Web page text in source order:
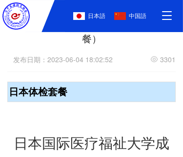
日本語 中国語
T
g
e
a
i
i
o
国际医疗福祉大学成田医院（女性套
餐）
发布日期：2023-06-04 18:02:52 3301
日本体检套餐
日本国际医疗福祉大学成